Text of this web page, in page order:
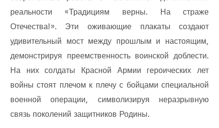
реальности «Традициям верны. На страже
Отечества!». Эти оживающие плакаты создают
удивительный мост между прошлым и настоящим,
демонстрируя преемственность воинской доблести.
На них солдаты Красной Армии героических лет
войны стоят плечом к плечу с бойцами специальной
военной операции, символизируя неразрывную
связь поколений защитников Родины.